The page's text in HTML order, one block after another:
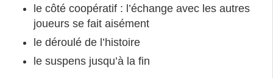
le côté coopératif : l’échange avec les autres
joueurs se fait aisément
le déroulé de l’histoire
le suspens jusqu’à la fin